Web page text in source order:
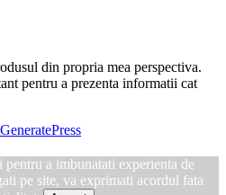
din propria mea perspectiva.
pentru a prezenta informatii cat
GeneratePress
a imbunatati experienta de
pe site, va exprimati acordul fata